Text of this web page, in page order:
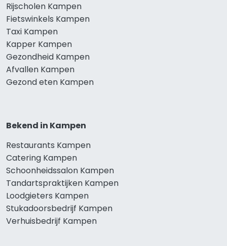
Rijscholen Kampen
Fietswinkels Kampen
Taxi Kampen
Kapper Kampen
Gezondheid Kampen
Afvallen Kampen
Gezond eten Kampen
Bekend in Kampen
Restaurants Kampen
Catering Kampen
Schoonheidssalon Kampen
Tandartspraktijken Kampen
Loodgieters Kampen
Stukadoorsbedrijf Kampen
Verhuisbedrijf Kampen